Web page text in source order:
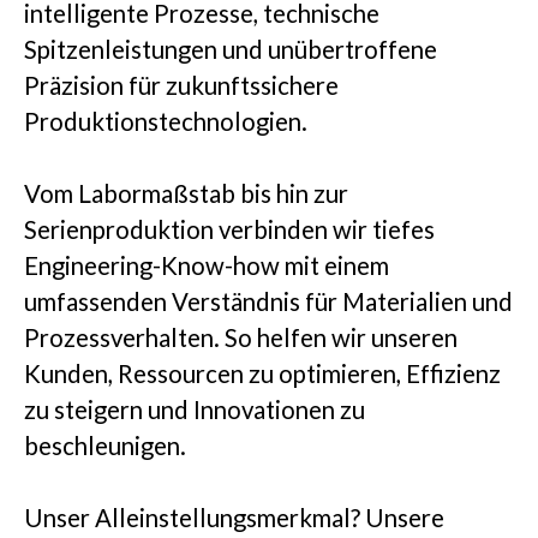
intelligente Prozesse, technische
Spitzenleistungen und unübertroffene
Präzision für zukunftssichere
Produktionstechnologien.
Vom Labormaßstab bis hin zur
Serienproduktion verbinden wir tiefes
Engineering-Know-how mit einem
umfassenden Verständnis für Materialien und
Prozessverhalten. So helfen wir unseren
Kunden, Ressourcen zu optimieren, Effizienz
zu steigern und Innovationen zu
beschleunigen.
Unser Alleinstellungsmerkmal? Unsere